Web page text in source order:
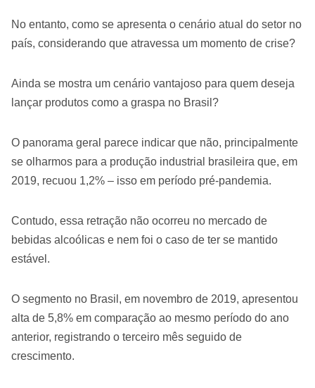
No entanto, como se apresenta o cenário atual do setor no
país, considerando que atravessa um momento de crise?
Ainda se mostra um cenário vantajoso para quem deseja
lançar produtos como a graspa no Brasil?
O panorama geral parece indicar que não, principalmente
se olharmos para a produção industrial brasileira que, em
2019, recuou 1,2% – isso em período pré-pandemia.
Contudo, essa retração não ocorreu no mercado de
bebidas alcoólicas e nem foi o caso de ter se mantido
estável.
O segmento no Brasil, em novembro de 2019, apresentou
alta de 5,8% em comparação ao mesmo período do ano
anterior, registrando o terceiro mês seguido de
crescimento.